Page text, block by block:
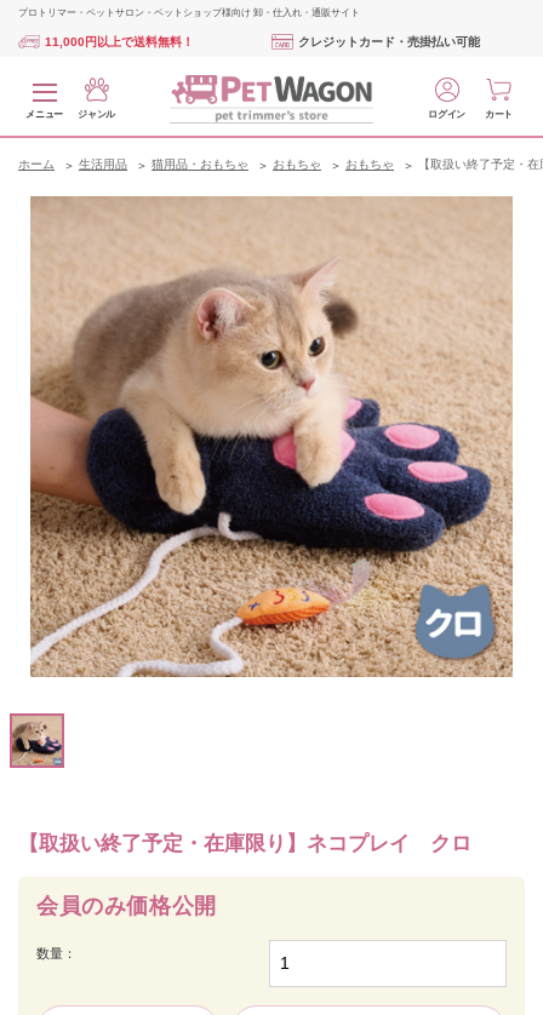
プロトリマー・ペットサロン・ペットショップ様向け 卸・仕入れ・通販サイト
11,000円以上で送料無料！ クレジットカード・売掛払い可能
メニュー ジャンル ログイン カート
ホーム 生活用品 猫用品・おもちゃ おもちゃ おもちゃ 【取扱い終了予定・
【取扱い終了予定・在庫限り】ネコプレイ クロ
会員のみ価格公開
数量：